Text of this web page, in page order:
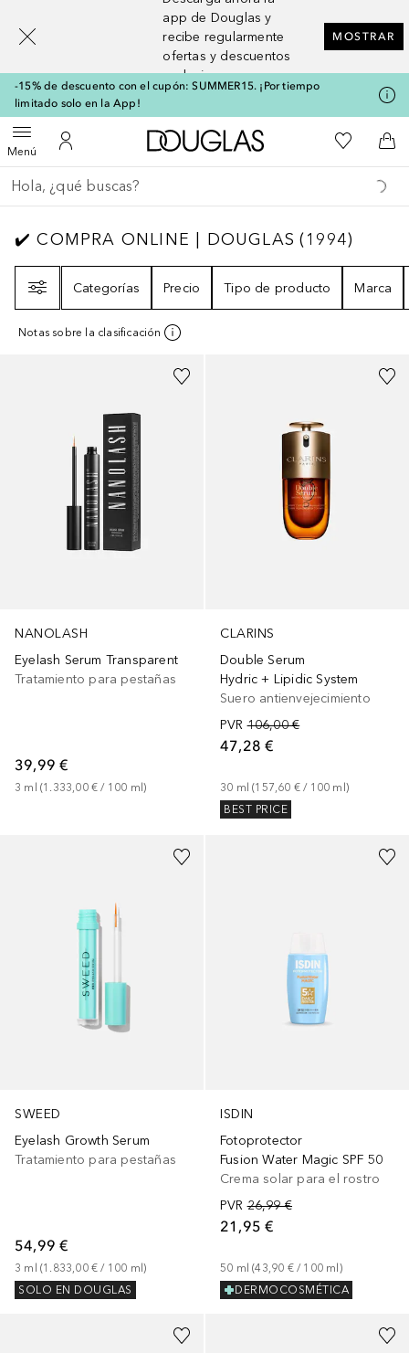
app de Douglas y
recibe regularmente
ofertas y descuentos
exclusivos
MOSTRAR
-15% de descuento con el cupón: SUMMER15. ¡Por tiempo
limitado solo en la App!
MenúAbrir menúMi cuenta
A Douglas HomeMi lista de
A
Regresar
Ejecutar búsqueda
✔️ COMPRA ONLINE | DOUGLAS 1994
✔️ COMPRA ONLINE | DOUGLAS (1994)
Categorías
Precio Tipo de producto Marca
Notas sobre la clasificación
NANOLASH
Eyelash Serum Transparent
Tratamiento para pestañas
39,99 €
3 ml (1.333,00 € / 100 ml)
CLARINS
Double Serum
Hydric + Lipidic System
Suero antienvejecimiento
PVR 106,00 €
47,28 €
30 ml (157,60 € / 100 ml )
BEST PRICE
SWEED
Eyelash Growth Serum
Tratamiento para pestañas
54,99 €
3 ml (1.833,00 € / 100 ml)
SOLO EN DOUGLAS
ISDIN
Fotoprotector
Fusion Water Magic SPF 50
Crema solar para el rostro
PVR 26,99 €
21,95 €
50 ml (43,90 € / 100 ml )
DERMOCOSMÉTICA
[navigation.slideout.screenreader]